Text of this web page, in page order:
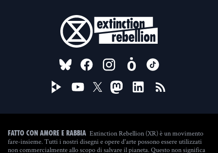
FOLLOW US ON
Fatto con amore e rabbia Extinction Rebellion (XR) è un movimento
fare-insieme. Tutti i nostri disegni e opere d'arte possono essere utilizzati
non commercialmente allo scopo di salvare il pianeta. Questo non significa